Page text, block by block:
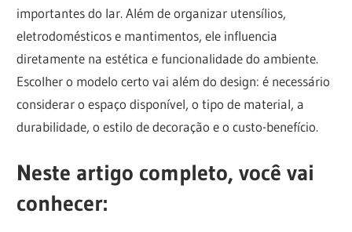
importantes do lar. Além de organizar utensílios,
eletrodomésticos e mantimentos, ele influencia
diretamente na estética e funcionalidade do ambiente.
Escolher o modelo certo vai além do design: é necessário
considerar o espaço disponível, o tipo de material, a
durabilidade, o estilo de decoração e o custo-benefício.
Neste artigo completo, você vai
conhecer: